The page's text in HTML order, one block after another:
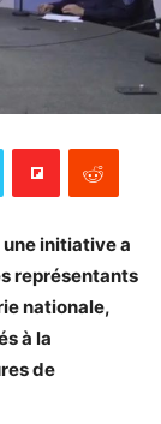
une initiative a
représentants
nationale,
à la
de